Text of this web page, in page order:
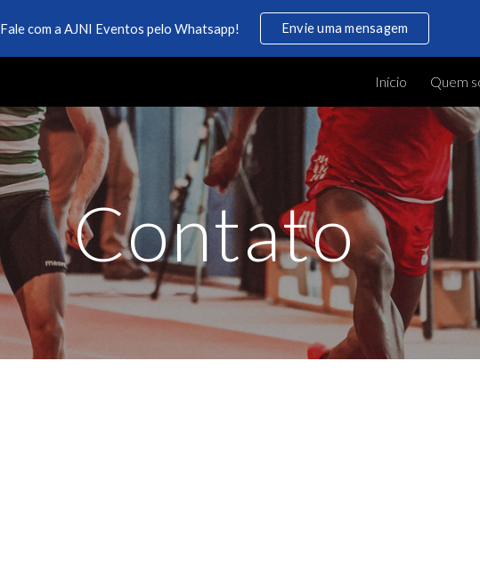
Skip to main content Skip to navigation
Fale com a AJNI Eventos pelo Whatsapp! Envie uma mensagem
Início Quem
Contato